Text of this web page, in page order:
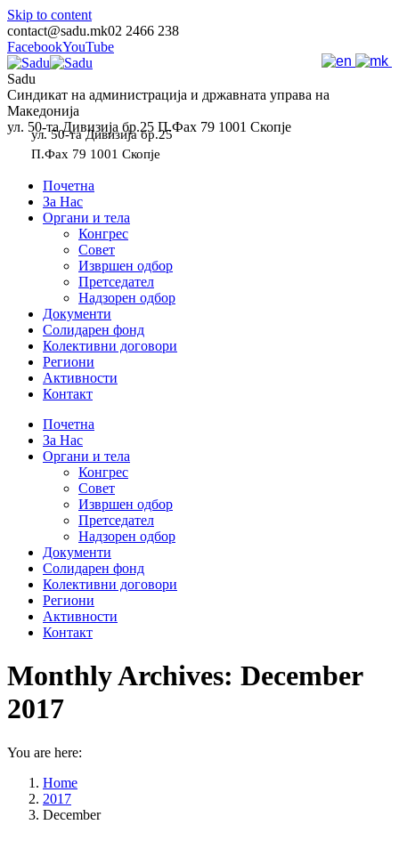
Skip to content
contact@sadu.mk02 2466 238
FacebookYouTube
Sadu
Синдикат на администрација и државната управа на
Македонија
ул. 50-та Дивизија бр.25 П.Фах 79 1001 Скопје
ул. 50-та Дивизија бр.25
П.Фах 79 1001 Скопје
Почетна
За Нас
Органи и тела
Конгрес
Совет
Извршен одбор
Претседател
Надзорен одбор
Документи
Солидарен фонд
Колективни договори
Региони
Активности
Контакт
Почетна
За Нас
Органи и тела
Конгрес
Совет
Извршен одбор
Претседател
Надзорен одбор
Документи
Солидарен фонд
Колективни договори
Региони
Активности
Контакт
Monthly Archives: December
2017
You are here:
Home
2017
December